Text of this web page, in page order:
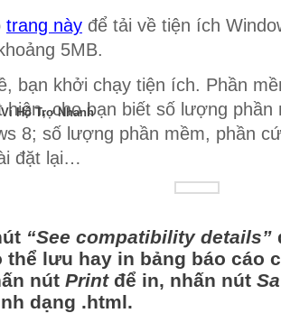
trang này để tải về tiện ích
5MB.
bạn khởi chạy tiện ích. Phần
hiện, cho bạn biết số lượng
8; số lượng phần mềm, phần
đặt lại…
“See compatibility details”
thể lưu hay in bảng báo cáo
nút Printđể in, nhấn nút
dạng .html.
Hỗ Trợ Nhanh